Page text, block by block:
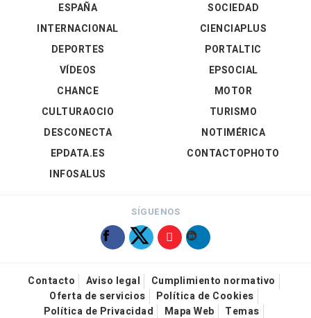
ESPAÑA
INTERNACIONAL
DEPORTES
VÍDEOS
SOCIEDAD
CIENCIAPLUS
PORTALTIC
EPSOCIAL
CHANCE
CULTURAOCIO
DESCONECTA
EPDATA.ES
INFOSALUS
MOTOR
TURISMO
NOTIMÉRICA
CONTACTOPHOTO
SÍGUENOS
Contacto Aviso legal
Cumplimiento normativo
Oferta de servicios
Política de Cookies
Política de Privacidad
Mapa Web Temas